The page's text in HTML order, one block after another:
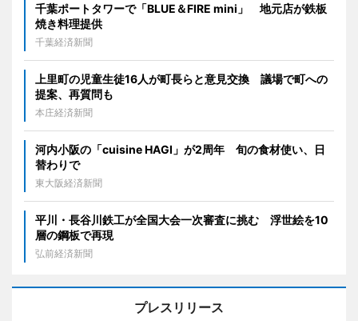
千葉ポートタワーで「BLUE＆FIRE mini」 地元店が鉄板
焼き料理提供
千葉経済新聞
上里町の児童生徒16人が町長らと意見交換 議場で町への
提案、再質問も
本庄経済新聞
河内小阪の「cuisine HAGI」が2周年 旬の食材使い、日
替わりで
東大阪経済新聞
平川・長谷川鉄工が全国大会一次審査に挑む 浮世絵を10
層の鋼板で再現
弘前経済新聞
プレスリリース